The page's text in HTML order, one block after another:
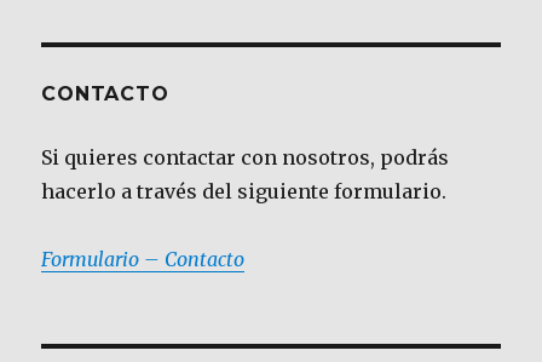
CONTACTO
Si quieres contactar con nosotros, podrás
hacerlo a través del siguiente formulario.
Formulario – Contacto